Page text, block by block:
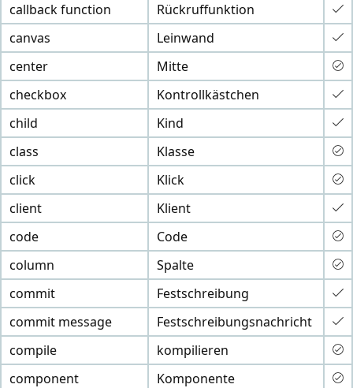
callback function
Rückruffunktion
canvas
Leinwand
center
Mitte
checkbox
Kontrollkästchen
child
Kind
class
Klasse
click
Klick
client
Klient
code
Code
column
Spalte
commit
Festschreibung
commit message
Festschreibungsnachricht
compile
kompilieren
component
Komponente